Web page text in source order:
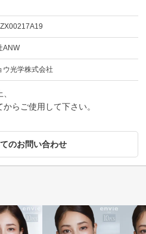
ANW
ウ光学株式会社
らご使用して下さい。
のお問い合わせ